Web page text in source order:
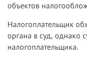
объектов
Налогоплательщик
органа в суд, однако
налогоплательщика.